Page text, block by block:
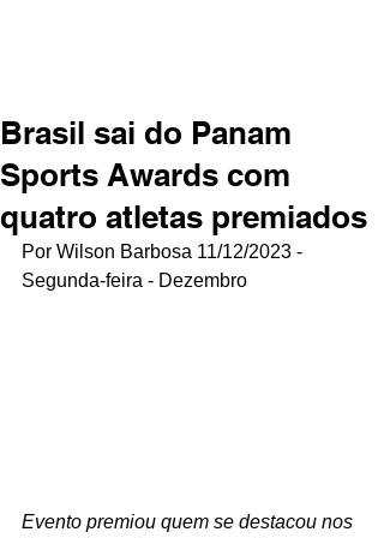
Brasil sai do Panam
Sports Awards com
quatro atletas premiados
Por Wilson Barbosa 11/12/2023 -
Segunda-feira - Dezembro
Evento premiou quem se destacou nos